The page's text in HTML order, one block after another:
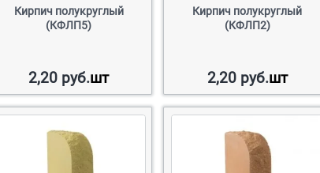
Кирпич полукруглый
(КФЛП5)
2,20 руб.шт
Кирпич полукруглый
(КФЛП2)
2,20 руб.шт